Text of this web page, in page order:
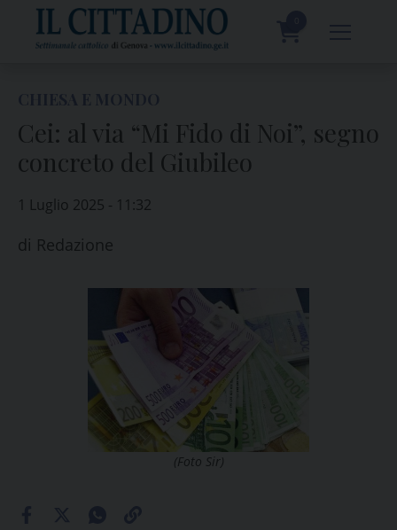
content
Cei: al via “Mi Fido di Noi”, segno
concreto del Giubileo
1 Luglio 2025 - 11:32
di Redazione
(Foto Sir)